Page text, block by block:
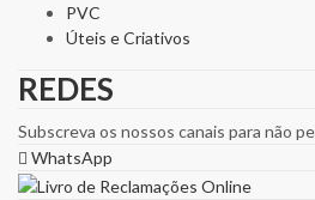
PVC
Úteis e Criativos
REDES
Subscreva os nossos canais para não
WhatsApp